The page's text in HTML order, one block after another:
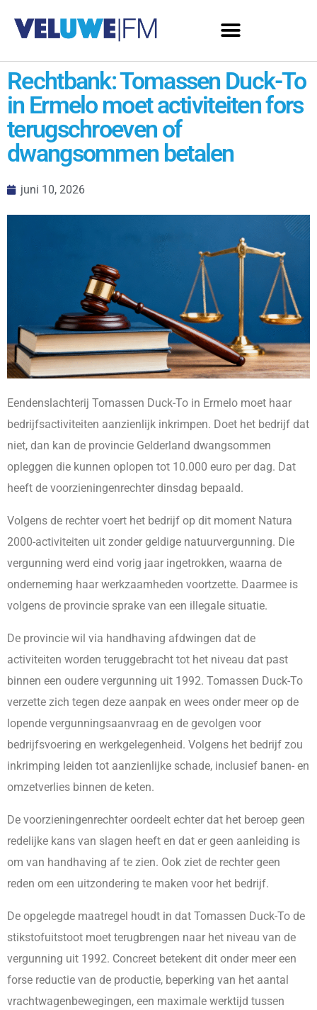
Rechtbank: Tomassen Duck-To
in Ermelo moet activiteiten fors
terugschroeven of
dwangsommen betalen
juni 10, 2026
Eendenslachterij Tomassen Duck-To in Ermelo moet haar
bedrijfsactiviteiten aanzienlijk inkrimpen. Doet het bedrijf dat
niet, dan kan de provincie Gelderland dwangsommen
opleggen die kunnen oplopen tot 10.000 euro per dag. Dat
heeft de voorzieningenrechter dinsdag bepaald.
Volgens de rechter voert het bedrijf op dit moment Natura
2000-activiteiten uit zonder geldige natuurvergunning. Die
vergunning werd eind vorig jaar ingetrokken, waarna de
onderneming haar werkzaamheden voortzette. Daarmee is
volgens de provincie sprake van een illegale situatie.
De provincie wil via handhaving afdwingen dat de
activiteiten worden teruggebracht tot het niveau dat past
binnen een oudere vergunning uit 1992. Tomassen Duck-To
verzette zich tegen deze aanpak en wees onder meer op de
lopende vergunningsaanvraag en de gevolgen voor
bedrijfsvoering en werkgelegenheid. Volgens het bedrijf zou
inkrimping leiden tot aanzienlijke schade, inclusief banen- en
omzetverlies binnen de keten.
De voorzieningenrechter oordeelt echter dat het beroep geen
redelijke kans van slagen heeft en dat er geen aanleiding is
om van handhaving af te zien. Ook ziet de rechter geen
reden om een uitzondering te maken voor het bedrijf.
De opgelegde maatregel houdt in dat Tomassen Duck-To de
stikstofuitstoot moet terugbrengen naar het niveau van de
vergunning uit 1992. Concreet betekent dit onder meer een
forse reductie van de productie, beperking van het aantal
vrachtwagenbewegingen, een maximale werktijd tussen